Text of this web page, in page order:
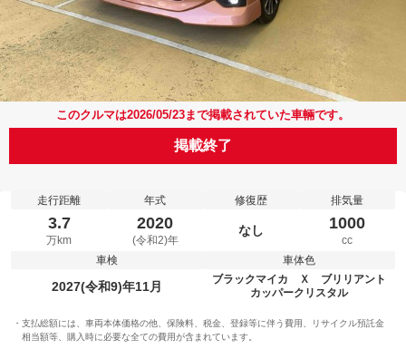
このクルマは2026/05/23まで掲載されていた車輛です。
掲載終了
走行距離
3.7
万km
年式
2020
(令和2)年
修復歴
なし
排気量
1000
cc
車検
2027(令和9)年11月
車体色
ブラックマイカ Ｘ ブリリアント
カッパークリスタル
支払総額には、車両本体価格の他、保険料、税金、登録等に伴う費用、リサイクル預託金
相当額等、購入時に必要な全ての費用が含まれています。